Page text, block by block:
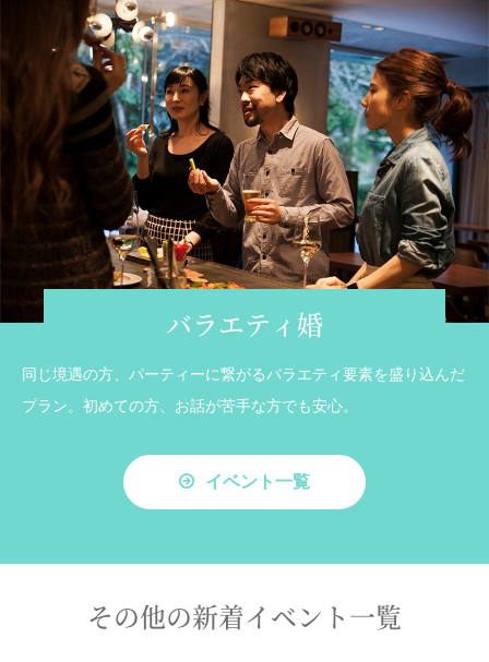
バラエティ婚
同じ境遇の方、パーティーに繋がるバラエティ要素を盛り込んだ
プラン。初めての方、お話が苦手な方でも安心。
イベント一覧
その他の新着イベント一覧